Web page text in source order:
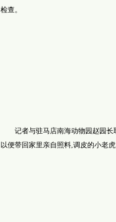
检查。
记者与驻马店南海动物园赵园长
以便带回家里亲自照料,调皮的小老